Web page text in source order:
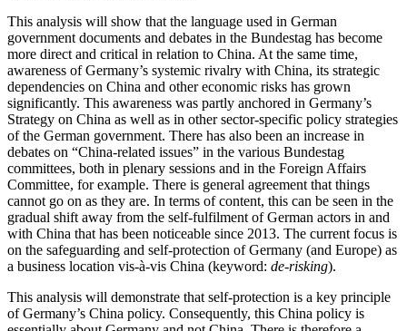
This analysis will show that the language used in German
government documents and debates in the Bundestag has become
more direct and critical in relation to China. At the same time,
awareness of Germany’s systemic rivalry with China, its strategic
dependencies on China and other economic risks has grown
significantly. This awareness was partly an­chored in Germany’s
Strategy on China as well as in other sector-specific policy strategies
of the German government. There has also been an increase in
debates on “China-related issues” in the various Bundestag
committees, both in plenary sessions and in the For­eign Affairs
Committee, for example. There is general agreement that things
cannot go on as they are. In terms of content, this can be seen in the
gradual shift away from the self-fulfilment of German actors in and
with China that has been noticeable since 2013. The current focus is
on the safeguarding and self-protec­tion of Germany (and Europe) as
a business location vis-à-vis China (keyword: de-risking).
This analysis will demonstrate that self-protection is a key principle
of Germany’s China policy. Con­sequently, this China policy is